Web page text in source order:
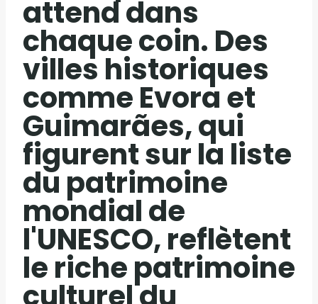
attend dans
chaque coin. Des
villes historiques
comme Evora et
Guimarães, qui
figurent sur la liste
du patrimoine
mondial de
l'UNESCO, reflètent
le riche patrimoine